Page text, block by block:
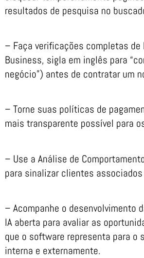
resultados de pesquisa no
– Faça verificações completas de
Business, sigla em inglês para
negócio”) antes de contratar um
– Torne suas políticas de
mais transparente possível para
– Use a Análise de
para sinalizar clientes
– Acompanhe o desenvolvimento
IA aberta para avaliar as
que o software representa para o
interna e externamente.